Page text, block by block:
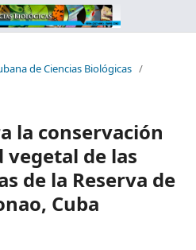
de Ciencias Biológicas /
la conservación
vegetal de las
de la Reserva de
Cuba